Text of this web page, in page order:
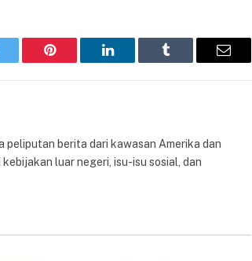
Pinterest LinkedIn Tumblr Email
berita dari kawasan Amerika dan
luar negeri, isu-isu sosial, dan